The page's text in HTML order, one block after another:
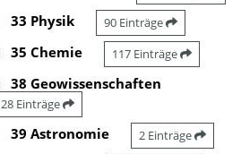
33 Physik 90 Einträge
35 Chemie 117 Einträge
38 Geowissenschaften
28 Einträge
39 Astronomie 2 Einträge